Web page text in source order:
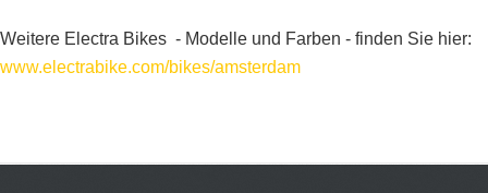
Weitere Electra Bikes - Modelle und Farben - finden Sie hier:
www.electrabike.com/bikes/amsterdam